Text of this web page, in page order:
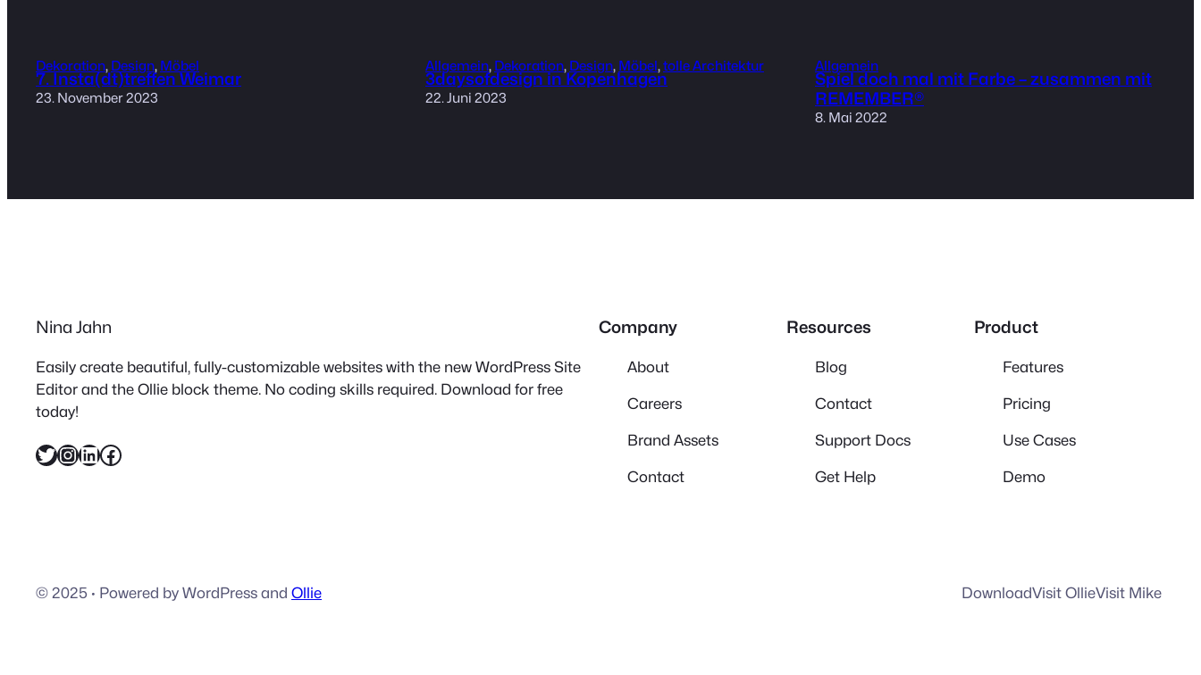
Dekoration, Design, Möbel
7. Insta(dt)treffen Weimar
23. November 2023
Allgemein, Dekoration, Design, Möbel, tolle Architektur
3daysofdesign in Kopenhagen
22. Juni 2023
Allgemein
Spiel doch mal mit Farbe – zusammen mit
REMEMBER®
8. Mai 2022
Nina Jahn
Easily create beautiful, fully-customizable websites with the new WordPress Site
Editor and the Ollie block theme. No coding skills required. Download for free
today!
Twitter InstagramLinkedIn Facebook
Company
About
Careers
Brand Assets
Contact
Resources
Blog
Contact
Support Docs
Get Help
Product
Features
Pricing
Use Cases
Demo
© 2025 · Powered by WordPress and Ollie DownloadVisit OllieVisit Mike